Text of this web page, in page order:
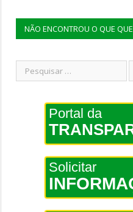
NÃO ENCONTROU O QUE
Portal da
Solicitar